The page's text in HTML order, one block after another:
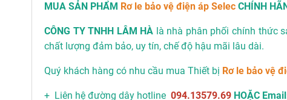
MUA SẢN PHẨM Rơ le bảo vệ điện áp Selec CHÍNH
CÔNG TY TNHH LÂM HÀ là nhà phân phối chính thức
chất lượng đảm bảo, uy tín, chế độ hậu mãi lâu dài.
Quý khách hàng có nhu cầu mua Thiết bị Rơ le bảo vệ
+ Liên hệ đường dây hotline 094.13579.69 HOẶC